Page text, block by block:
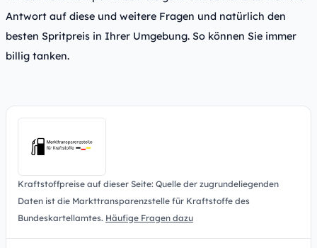
Antwort auf diese und weitere Fragen und natürlich den
besten Spritpreis in Ihrer Umgebung. So können Sie immer
billig tanken.
Kraftstoffpreise auf dieser Seite: Quelle der zugrundeliegenden
Daten ist die Markttransparenzstelle für Kraftstoffe des
Bundeskartellamtes. Häufige Fragen dazu